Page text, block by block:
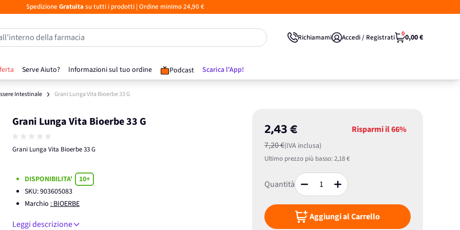
Spedizione Gratuita su tutti i prodotti| Ordine minimo 24,90 €
Serve Aiuto? Informazioni sul tuo ordine Podcast Scarica l'App!
della farmacia Richiamami Accedi / Registrati 00,00 €
Intestinale Grani Lunga Vita Bioerbe 33 G
Grani Lunga Vita Bioerbe 33 G
Grani Lunga Vita Bioerbe 33 G
2,43 €
7,20 €(IVA inclusa)
Risparmi il66%
Ultimo prezzo più basso:2,18 €
Quantità
Aggiungi al Carrello
DISPONIBILITA'
10+
SKU:903605083
Marchio : BIOERBE
Leggi descrizione